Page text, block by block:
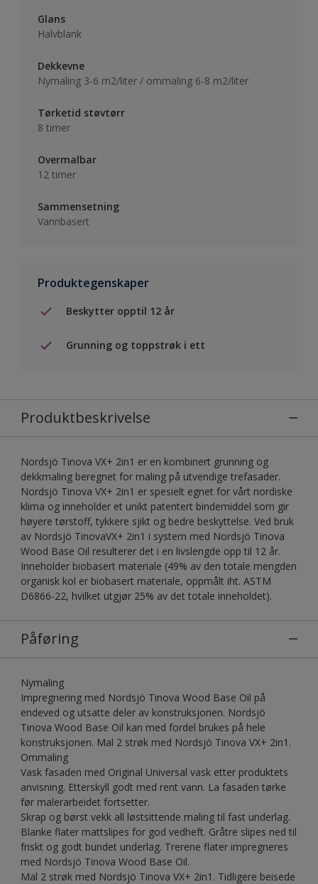
Glans
Halvblank
Dekkevne
Nymaling 3-6 m2/liter / ommaling 6-8 m2/liter
Tørketid støvtørr
8 timer
Overmalbar
12 timer
Sammensetning
Vannbasert
Produktegenskaper
Beskytter opptil 12 år
Grunning og toppstrøk i ett
Produktbeskrivelse
Nordsjö Tinova VX+ 2in1 er en kombinert grunning og
dekkmaling beregnet for maling på utvendige trefasader.
Nordsjö Tinova VX+ 2in1 er spesielt egnet for vårt nordiske
klima og inneholder et unikt patentert bindemiddel som gir
høyere tørstoff, tykkere sjikt og bedre beskyttelse. Ved bruk
av Nordsjö TinovaVX+ 2in1 i system med Nordsjö Tinova
Wood Base Oil resulterer det i en livslengde opp til 12 år.
Inneholder biobasert materiale (49% av den totale mengden
organisk kol er biobasert materiale, oppmålt iht. ASTM
D6866-22, hvilket utgjør 25% av det totale inneholdet).
Påføring
Nymaling
Impregnering med Nordsjö Tinova Wood Base Oil på
endeved og utsatte deler av konstruksjonen. Nordsjö
Tinova Wood Base Oil kan med fordel brukes på hele
konstruksjonen. Mal 2 strøk med Nordsjö Tinova VX+ 2in1.
Ommaling
Vask fasaden med Original Universal vask etter produktets
anvisning. Etterskyll godt med rent vann. La fasaden tørke
før malerarbeidet fortsetter.
Skrap og børst vekk all løstsittende maling til fast underlag.
Blanke flater mattslipes for god vedheft. Gråtre slipes ned til
friskt og godt bundet underlag. Trerene flater impregneres
med Nordsjö Tinova Wood Base Oil.
Mal 2 strøk med Nordsjö Tinova VX+ 2in1. Tidligere beisede